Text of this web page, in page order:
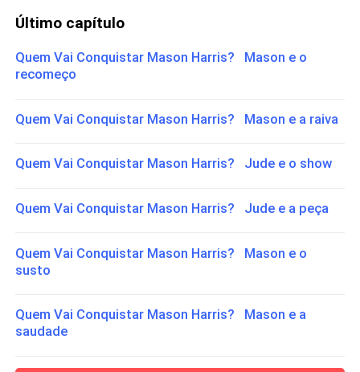
Último capítulo
Quem Vai Conquistar Mason Harris? Mason e o
recomeço
Quem Vai Conquistar Mason Harris? Mason e a raiva
Quem Vai Conquistar Mason Harris? Jude e o show
Quem Vai Conquistar Mason Harris? Jude e a peça
Quem Vai Conquistar Mason Harris? Mason e o
susto
Quem Vai Conquistar Mason Harris? Mason e a
saudade